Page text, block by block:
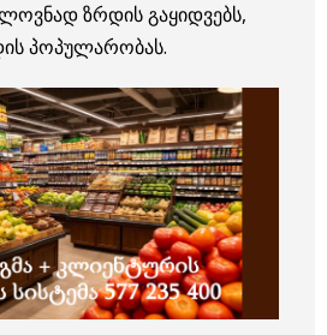
ზრდის გაყიდვებს,
პოპულარობას.